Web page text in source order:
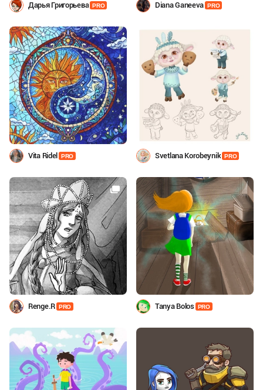
Дарья Григорьева PRO Diana Ganeeva PRO
Vita Ridel PRO Svetlana Korobeynik PRO
Renge.R PRO Tanya Bolos PRO